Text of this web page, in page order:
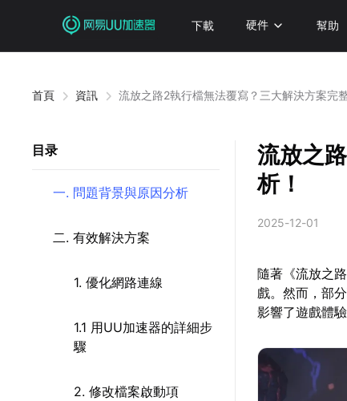
下載 硬件 幫助
首頁 資訊 流放之路2執行檔無法覆寫？三大解決方案完
目录
一. 問題背景與原因分析
二. 有效解決方案
1. 優化網路連線
1.1 用UU加速器的詳細步
驟
2. 修改檔案啟動項
流放之
析！
2025-12-01
隨著《流放之
戲。然而，部
影響了遊戲體